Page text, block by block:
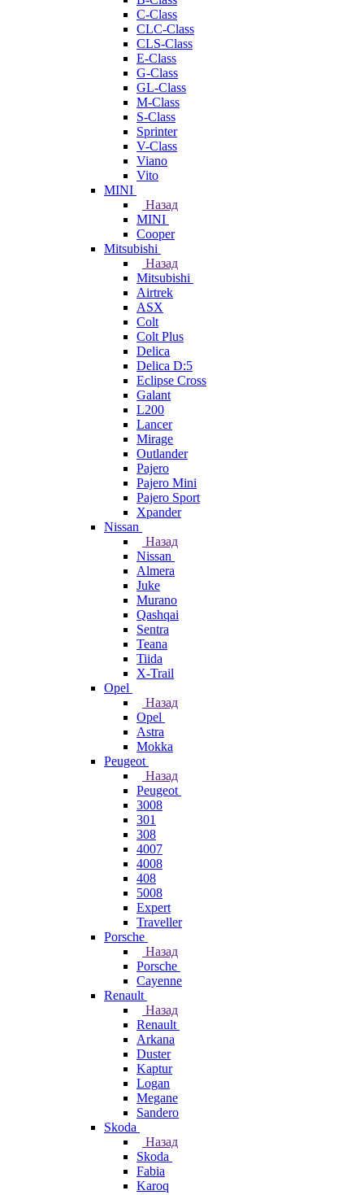
C-Class
CLC-Class
CLS-Class
E-Class
G-Class
GL-Class
M-Class
S-Class
Sprinter
V-Class
Viano
Vito
MINI
Назад
MINI
Cooper
Mitsubishi
Назад
Mitsubishi
Airtrek
ASX
Colt
Colt Plus
Delica
Delica D:5
Eclipse Cross
Galant
L200
Lancer
Mirage
Outlander
Pajero
Pajero Mini
Pajero Sport
Xpander
Nissan
Назад
Nissan
Almera
Juke
Murano
Qashqai
Sentra
Teana
Tiida
X-Trail
Opel
Назад
Opel
Astra
Mokka
Peugeot
Назад
Peugeot
3008
301
308
4007
4008
408
5008
Expert
Traveller
Porsche
Назад
Porsche
Cayenne
Renault
Назад
Renault
Arkana
Duster
Kaptur
Logan
Megane
Sandero
Skoda
Назад
Skoda
Fabia
Karoq